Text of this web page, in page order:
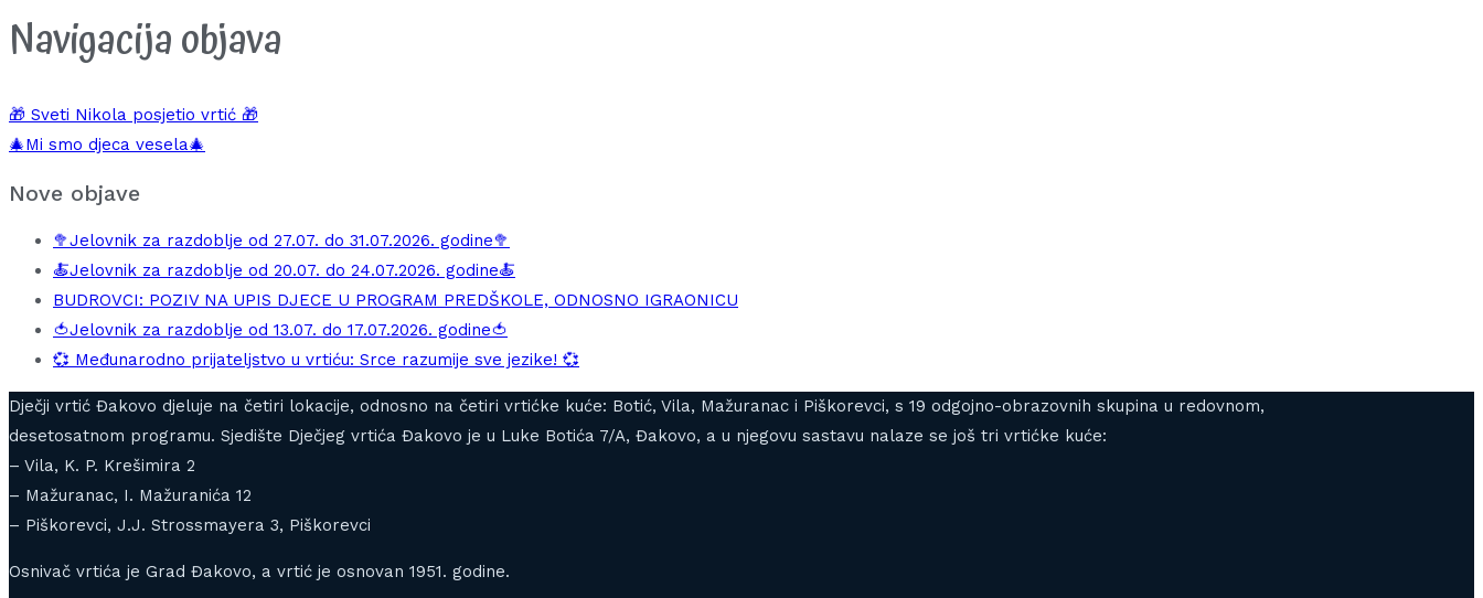
Navigacija objava
🎁 Sveti Nikola posjetio vrtić 🎁
🎄Mi smo djeca vesela🎄
Nove objave
🥦Jelovnik za razdoblje od 27.07. do 31.07.2026. godine🥦
🍝Jelovnik za razdoblje od 20.07. do 24.07.2026. godine🍝
BUDROVCI: POZIV NA UPIS DJECE U PROGRAM PREDŠKOLE, ODNOSNO IGRAONICU
🍅Jelovnik za razdoblje od 13.07. do 17.07.2026. godine🍅
💞 Međunarodno prijateljstvo u vrtiću: Srce razumije sve jezike! 💞
Dječji vrtić Đakovo djeluje na četiri lokacije, odnosno na četiri vrtićke kuće: Botić, Vila, Mažuranac i Piškorevci, s 19 odgojno-obrazovnih skupina u redovnom,
desetosatnom programu. Sjedište Dječjeg vrtića Đakovo je u Luke Botića 7/A, Đakovo, a u njegovu sastavu nalaze se još tri vrtićke kuće:
– Vila, K. P. Krešimira 2
– Mažuranac, I. Mažuranića 12
– Piškorevci, J.J. Strossmayera 3, Piškorevci
Osnivač vrtića je Grad Đakovo, a vrtić je osnovan 1951. godine.